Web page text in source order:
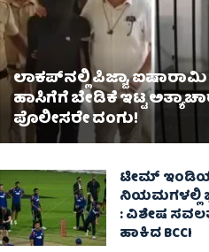
ಲಾಕಪ್‌ನಲ್ಲಿ ಪಿಜ್ಜಾ,
ಹಾಸಿಗೆಗೆ ಬೇಡಿಕೆ ಇಟ್ಟ
ಪೊಲೀಸರೇ ದಂಗು!
ಟೀಮ್
ನಿಯಮಗಳಲ್ಲಿ
: ವಿಶೇಷ
ಹಾಕಿದ BCCI